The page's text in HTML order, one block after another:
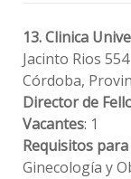
13. Clinica
Jacinto Rios 554
Córdoba,
Director de
Vacantes: 1
Requisitos
Ginecología y